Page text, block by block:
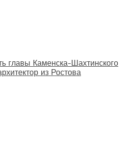
главы Каменска-Шахтинского
из Ростова